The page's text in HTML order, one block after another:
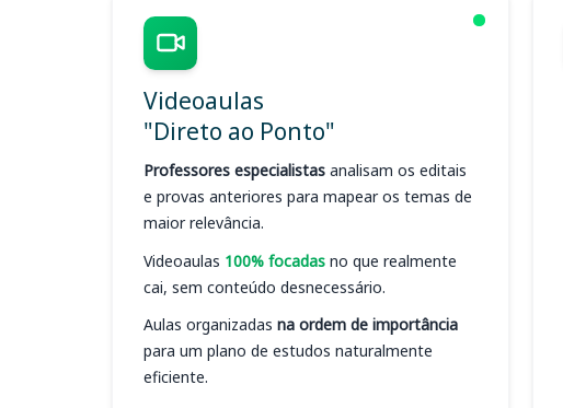
Videoaulas
"Direto ao Ponto"
Professores especialistas analisam os editais
e provas anteriores para mapear os temas de
maior relevância.
Videoaulas 100% focadas no que realmente
cai, sem conteúdo desnecessário.
Aulas organizadas na ordem de importância
para um plano de estudos naturalmente
eficiente.